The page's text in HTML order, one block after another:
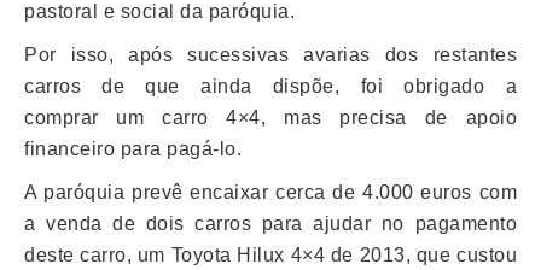
pastoral e social da paróquia.
Por isso, após sucessivas avarias dos restantes
carros de que ainda dispõe, foi obrigado a
comprar um carro 4×4, mas precisa de apoio
financeiro para pagá-lo.
A paróquia prevê encaixar cerca de 4.000 euros com
a venda de dois carros para ajudar no pagamento
deste carro, um Toyota Hilux 4×4 de 2013, que custou